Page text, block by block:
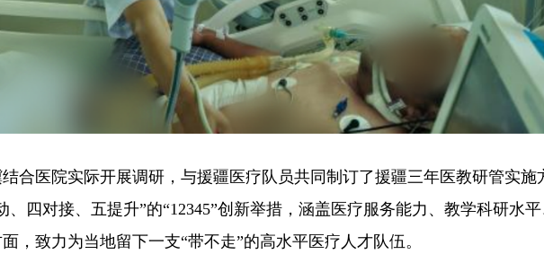
合医院实际开展调研，与援疆医疗队员共同制订了援疆三年医教研管实施
、四对接、五提升”的“12345”创新举措，涵盖医疗服务能力、教学科研水
，致力为当地留下一支“带不走”的高水平医疗人才队伍。